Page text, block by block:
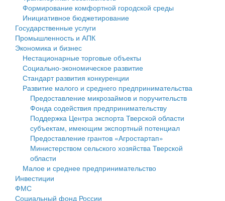
Государственные услуги
Промышленность и АПК
Экономика и бизнес
Символика
Устав
Гостям округа
Туризм
Культура
Образование
Здравоохранение
Социальная защита
Фотоальбом
муниципального округа Тверской области
Администрация Кашинского муниципального округа
Тверской области
Управление сельскими территориями
Открытые данные
Работа с обращениями граждан
Муниципальный контроль
Муниципальные услуги
Проекты административных регламентов
Антимонопольный комплаенс
Финансовое управление
Бюджет для граждан
Имущество
Выявление правообладателей ранее учтенных
объектов недвижимости
Имущественная поддержка субъектов малого и
среднего предпринимательства
Информационная поддержка субъектов малого и
среднего предпринимательства
Муниципальные программы
Формирование комфортной городской среды
Инициативное бюджетирование
Государственные услуги
Промышленность и АПК
Экономика и бизнес
Нестационарные торговые объекты
Социально-экономическое развитие
Стандарт развития конкуренции
Развитие малого и среднего предпринимательства
Предоставление микрозаймов и поручительств
Фонда содействия предпринимательству
Поддержка Центра экспорта Тверской области
субъектам, имеющим экспортный потенциал
Предоставление грантов «Агростартап»
Министерством сельского хозяйства Тверской
области
Малое и среднее предпринимательство
Инвестиции
ФМС
Социальный фонд России